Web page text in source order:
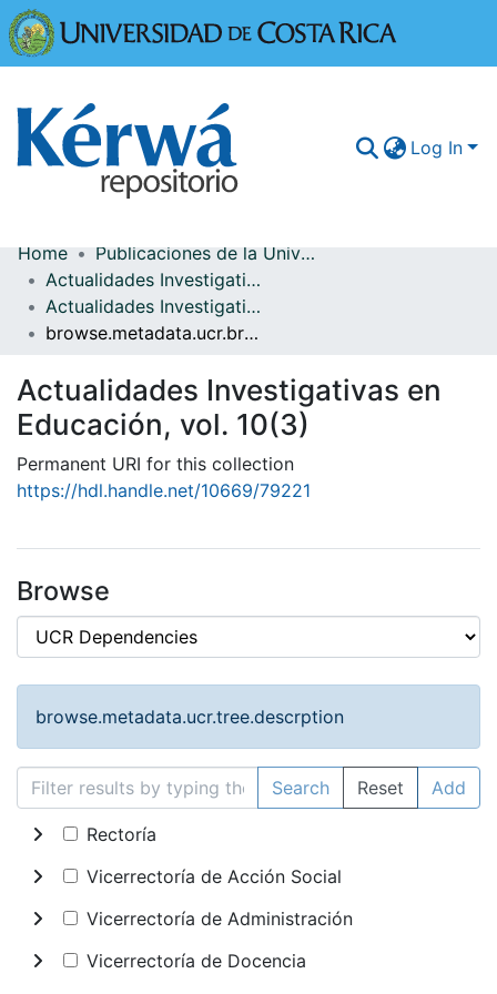
Log In
Communities & Collections
More Information
Statistics
Home
Publicaciones de la Universidad de Costa Rica
Actualidades Investigativas en Educación
Actualidades Investigativas en Educación, vol. 10(3)
browse.metadata.ucr.breadcrumbs
Actualidades Investigativas en
Educación, vol. 10(3)
Permanent URI for this collection
https://hdl.handle.net/10669/79221
Browse
browse.metadata.ucr.tree.descrption
Search Reset Add
Rectoría
Vicerrectoría de Acción Social
Vicerrectoría de Administración
Vicerrectoría de Docencia